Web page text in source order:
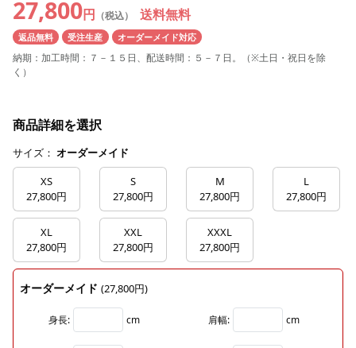
27,800円 （税込） 送料無料
返品無料 受注生産 オーダーメイド対応
納期：加工時間：７－１５日、配送時間：５－７日。（※土日・祝日を除
く）
商品詳細を選択
サイズ： オーダーメイド
XS
27,800円
S
27,800円
M
27,800円
L
27,800円
XL
27,800円
XXL
27,800円
XXXL
27,800円
オーダーメイド (27,800円)
身長: cm 肩幅: cm